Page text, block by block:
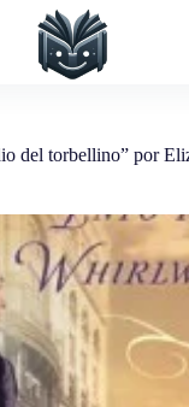
del torbellino” por